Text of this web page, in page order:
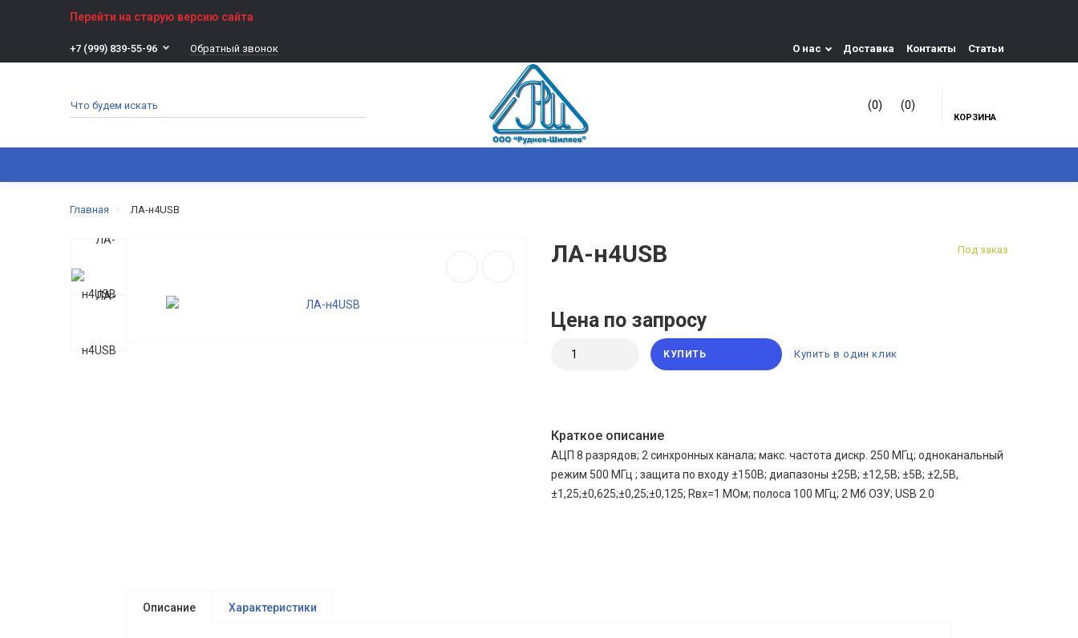
Перейти на старую версию сайта
+7 (999) 839-55-96 Обратный звонок О нас Доставка Контакты Статьи
(0) (0)
КОРЗИНА
Главная ЛА-н4USB
ЛА-н4USB Под заказ
Цена по запросу
КУПИТЬ Купить в один клик
Краткое описание
АЦП 8 разрядов; 2 синхронных канала; макс. частота дискр. 250 МГц; одноканальный
режим 500 МГц ; защита по входу ±150В; диапазоны ±25В; ±12,5В; ±5В; ±2,5В,
±1,25;±0,625;±0,25;±0,125; Rвх=1 МОм; полоса 100 МГц; 2 Мб ОЗУ; USB 2.0
Описание Характеристики